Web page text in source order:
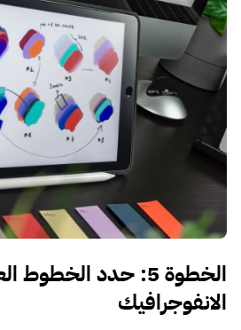
الخطوة 5: حدد
الانفوجرافيك